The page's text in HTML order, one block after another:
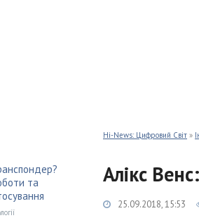
Hi-News: Цифровий Світ »
Алікс
25.09.2018, 15:53
та